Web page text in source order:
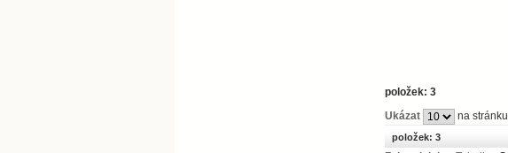
položek: 3
Ukázat
na stránku
položek: 3